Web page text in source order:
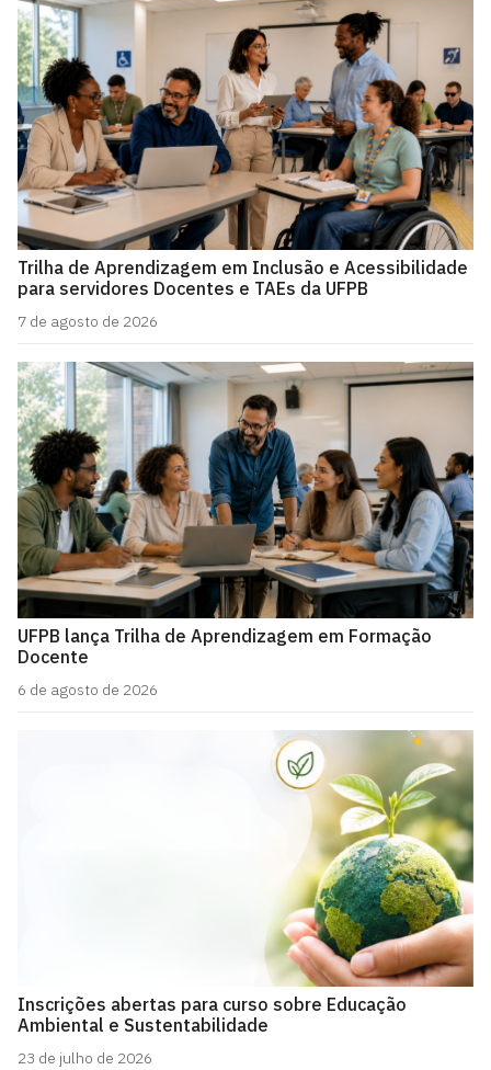
Trilha de Aprendizagem em Inclusão e Acessibilidade
para servidores Docentes e TAEs da UFPB
7 de agosto de 2026
UFPB lança Trilha de Aprendizagem em Formação
Docente
6 de agosto de 2026
Inscrições abertas para curso sobre Educação
Ambiental e Sustentabilidade
23 de julho de 2026